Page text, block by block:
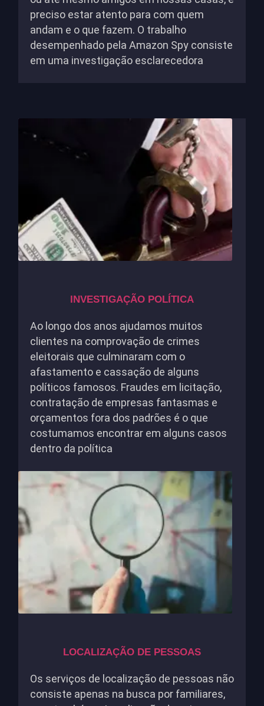
preciso estar atento para com quem
andam e o que fazem. O trabalho
desempenhado pela Amazon Spy consiste
em uma investigação esclarecedora
INVESTIGAÇÃO POLÍTICA
Ao longo dos anos ajudamos muitos
clientes na comprovação de crimes
eleitorais que culminaram com o
afastamento e cassação de alguns
políticos famosos. Fraudes em licitação,
contratação de empresas fantasmas e
orçamentos fora dos padrões é o que
costumamos encontrar em alguns casos
dentro da política
LOCALIZAÇÃO DE PESSOAS
Os serviços de localização de pessoas não
consiste apenas na busca por familiares,